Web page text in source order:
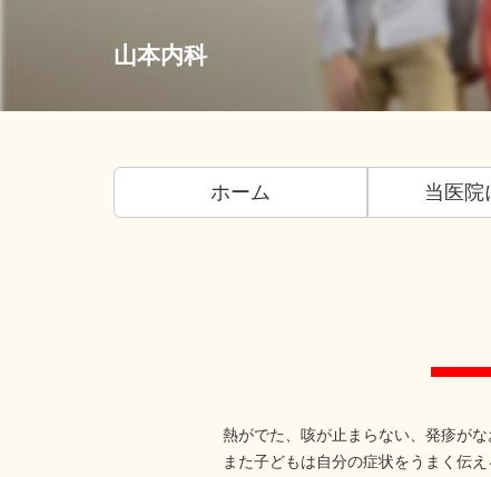
山本内科
ホーム 当医院
熱がでた、咳が止まらない、発疹が
また子どもは自分の症状をうまく伝